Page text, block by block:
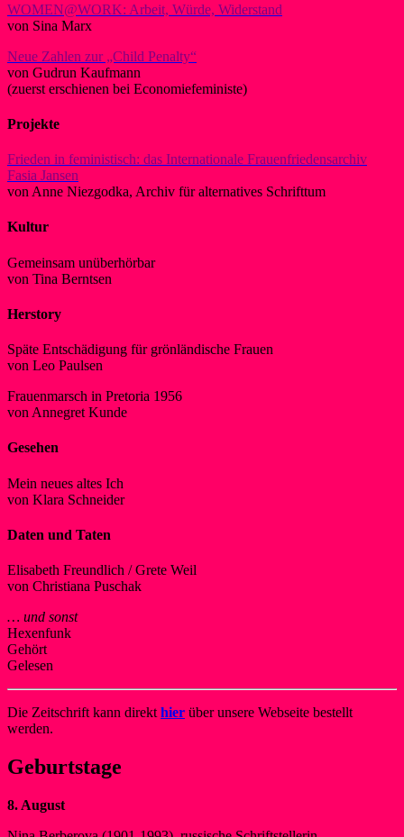
WOMEN@WORK: Arbeit, Würde, Widerstand
von Sina Marx
Neue Zahlen zur „Child Penalty“
von Gudrun Kaufmann
(zuerst erschienen bei Economiefeministe)
Projekte
Frieden in feministisch: das Internationale Frauenfriedensarchiv
Fasia Jansen
von Anne Niezgodka, Archiv für alternatives Schrifttum
Kultur
Gemeinsam unüberhörbar
von Tina Berntsen
Herstory
Späte Entschädigung für grönländische Frauen
von Leo Paulsen
Frauenmarsch in Pretoria 1956
von Annegret Kunde
Gesehen
Mein neues altes Ich
von Klara Schneider
Daten und Taten
Elisabeth Freundlich / Grete Weil
von Christiana Puschak
… und sonst
Hexenfunk
Gehört
Gelesen
Die Zeitschrift kann direkt hier über unsere Webseite bestellt
werden.
Geburtstage
8. August